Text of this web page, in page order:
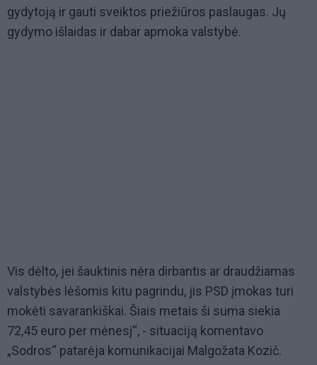
gydytoją ir gauti sveiktos priežiūros paslaugas. Jų
gydymo išlaidas ir dabar apmoka valstybė.
Vis dėlto, jei šauktinis nėra dirbantis ar draudžiamas
valstybės lėšomis kitu pagrindu, jis PSD įmokas turi
mokėti savarankiškai. Šiais metais ši suma siekia
72,45 euro per mėnesį“, - situaciją komentavo
„Sodros“ patarėja komunikacijai Malgožata Kozič.